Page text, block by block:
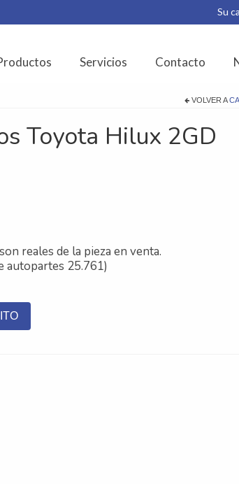
Su
Servicios Contacto
VOLVER A
Toyota Hilux 2GD
reales de la pieza en venta.
autopartes 25.761)